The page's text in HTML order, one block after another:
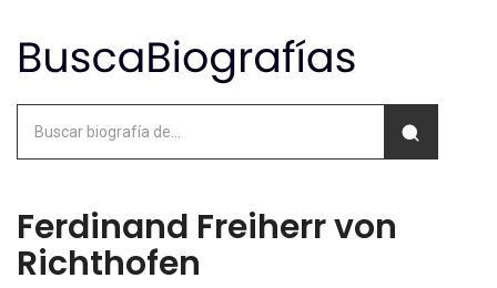
Ferdinand Freiherr von
Richthofen